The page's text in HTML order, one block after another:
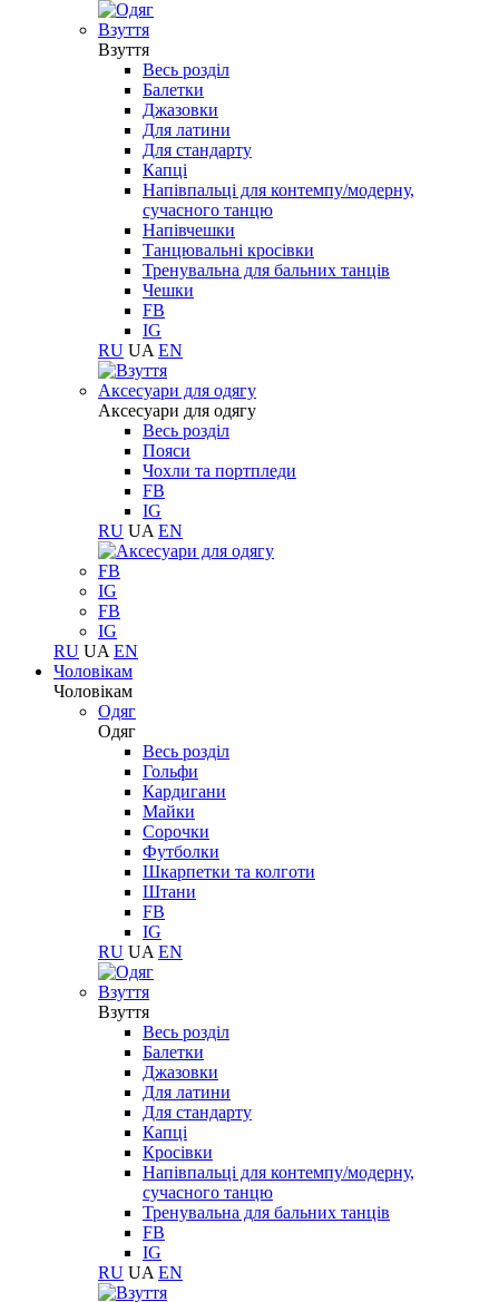
Взуття
Взуття
Весь розділ
Балетки
Джазовки
Для латини
Для стандарту
Капці
Напівпальці для контемпу/модерну,
сучасного танцю
Напівчешки
Танцювальні кросівки
Тренувальна для бальних танців
Чешки
FB
IG
RU UA EN
Aксесуари для одягу
Aксесуари для одягу
Весь розділ
Пояси
Чохли та портпледи
FB
IG
RU UA EN
FB
IG
FB
IG
RU UA EN
Чоловікам
Чоловікам
Одяг
Одяг
Весь розділ
Гольфи
Кардигани
Майки
Сорочки
Футболки
Шкарпетки та колготи
Штани
FB
IG
RU UA EN
Взуття
Взуття
Весь розділ
Балетки
Джазовки
Для латини
Для стандарту
Капці
Кросівки
Напівпальці для контемпу/модерну,
сучасного танцю
Тренувальна для бальних танців
FB
IG
RU UA EN